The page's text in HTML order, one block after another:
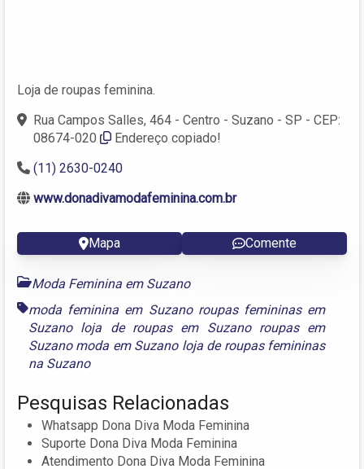
Loja de roupas feminina.
Rua Campos Salles, 464 - Centro - Suzano - SP - CEP:
08674-020
Endereço copiado!
(11) 2630-0240
www.donadivamodafeminina.com.br
Mapa Comente
Moda Feminina em Suzano
moda feminina em Suzano roupas femininas em
Suzano loja de roupas em Suzano roupas em
Suzano moda em Suzano loja de roupas femininas
na Suzano
Pesquisas Relacionadas
Whatsapp Dona Diva Moda Feminina
Suporte Dona Diva Moda Feminina
Atendimento Dona Diva Moda Feminina